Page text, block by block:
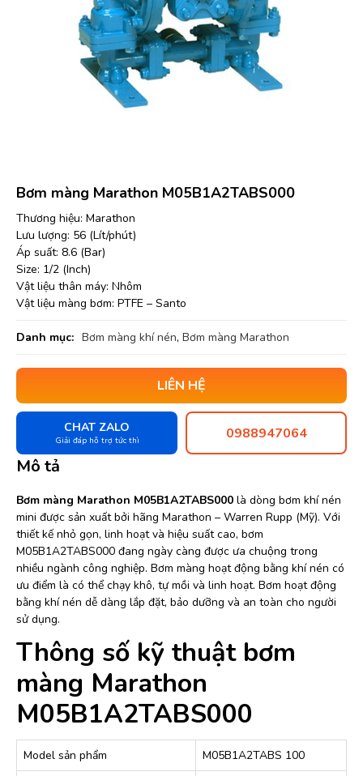
Bơm màng Marathon M05B1A2TABS000
Thương hiệu: Marathon
Lưu lượng: 56 (Lít/phút)
Áp suất: 8.6 (Bar)
Size: 1/2 (Inch)
Vật liệu thân máy: Nhôm
Vật liệu màng bơm: PTFE – Santo
Danh mục: Bơm màng khí nén, Bơm màng Marathon
LIÊN HỆ
CHAT ZALO
Giải đáp hỗ trợ tức thì 0988947064
Mô tả
Bơm màng Marathon M05B1A2TABS000 là dòng bơm khí nén
mini được sản xuất bởi hãng Marathon – Warren Rupp (Mỹ). Với
thiết kế nhỏ gọn, linh hoạt và hiệu suất cao, bơm
M05B1A2TABS000 đang ngày càng được ưa chuộng trong
nhiều ngành công nghiệp. Bơm màng hoạt động bằng khí nén có
ưu điểm là có thể chạy khô, tự mồi và linh hoạt. Bơm hoạt động
bằng khí nén dễ dàng lắp đặt, bảo dưỡng và an toàn cho người
sử dụng.
Thông số kỹ thuật bơm
màng Marathon
M05B1A2TABS000
Model sản phẩm
M05B1A2TABS 100